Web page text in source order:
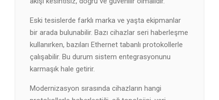
Eski tesislerde farklı marka ve yaşta ekipmanlar
bir arada bulunabilir. Bazı cihazlar seri haberleşme
kullanırken, bazıları Ethernet tabanlı protokollerle
çalışabilir. Bu durum sistem entegrasyonunu
karmaşık hale getirir.
Modernizasyon sırasında cihazların hangi